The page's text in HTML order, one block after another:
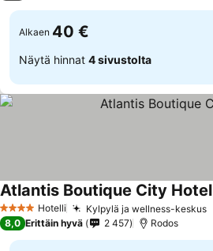
Alkaen 40 €
Näytä hinnat 4 sivustolta
4 Tähtiluokitus
Hotelli Kylpylä ja wellness-keskus
Atlantis Boutique City Hotel
8,0 Erittäin hyvä 2 457 Rodos